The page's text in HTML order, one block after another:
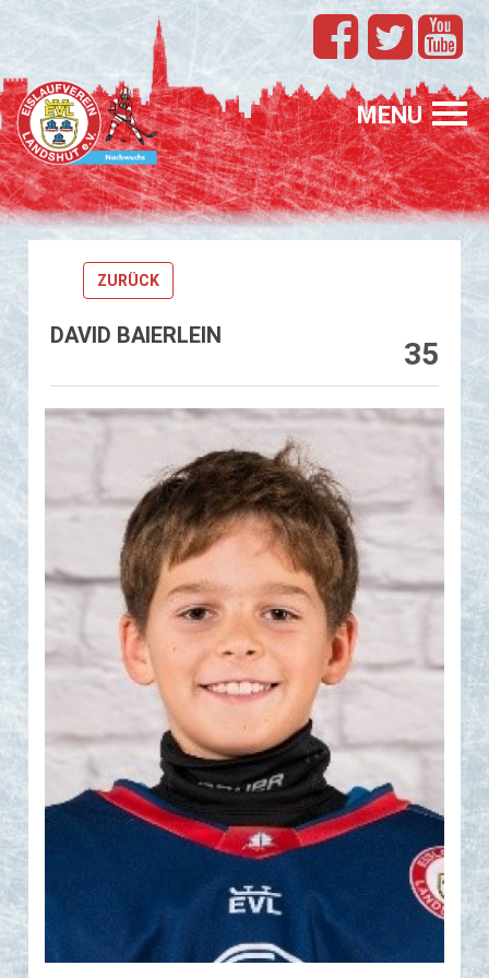
MENU
TEAMS
EVL
SPONSORING
FÖRDERUNG
GASTELTERN
ZURÜCK
DAVID BAIERLEIN
35